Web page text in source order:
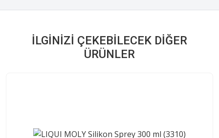
İLGINIZI ÇEKEBILECEK DIĞER
ÜRÜNLER